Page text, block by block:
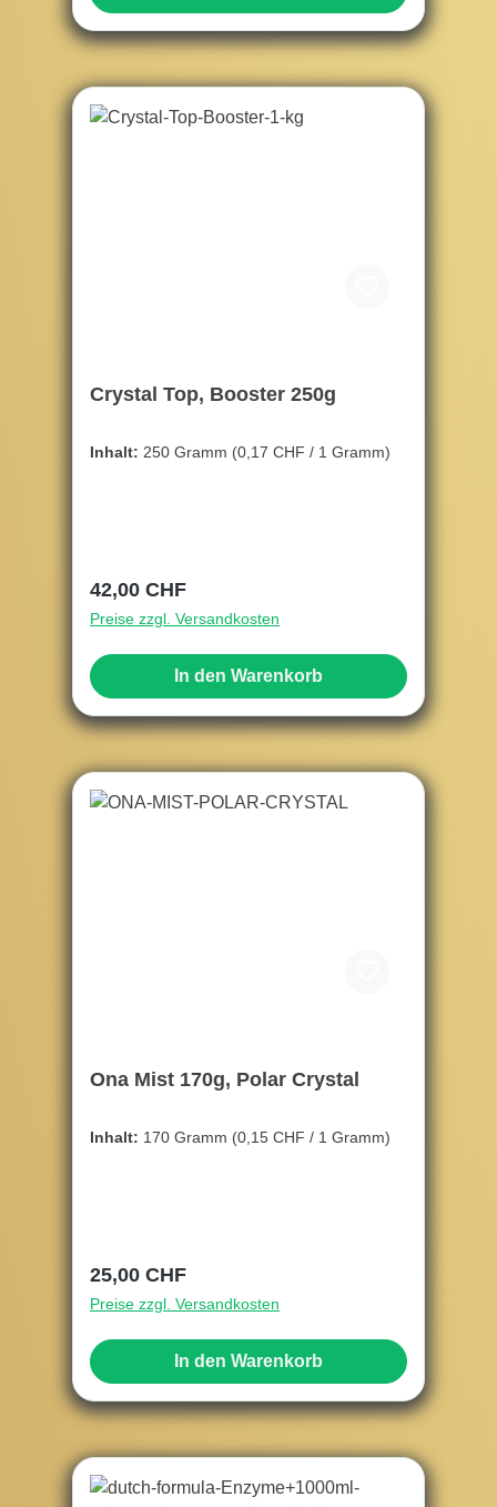
Crystal Top, Booster 250g
Inhalt: 250 Gramm (0,17 CHF / 1 Gramm)
Regulärer Preis:
42,00 CHF
Preise zzgl. Versandkosten
In den Warenkorb
Ona Mist 170g, Polar Crystal
Inhalt: 170 Gramm (0,15 CHF / 1 Gramm)
Regulärer Preis:
25,00 CHF
Preise zzgl. Versandkosten
In den Warenkorb